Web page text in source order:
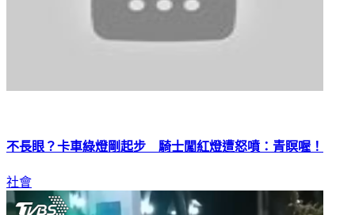
不長眼？卡車綠燈剛起步 騎士闖紅燈遭怒噴：青瞑喔！
社會